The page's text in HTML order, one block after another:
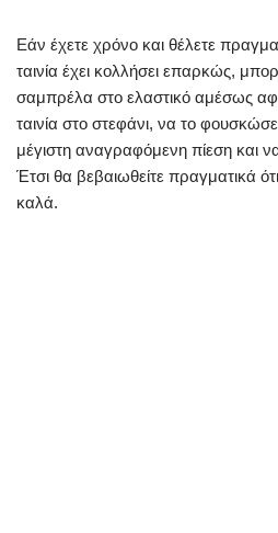
Εάν έχετε χρόνο και θέλετε
ταινία έχει κολλήσει επαρκώς,
σαμπρέλα στο ελαστικό αμέσως
ταινία στο στεφάνι, να το
μέγιστη αναγραφόμενη πίεση και
Έτσι θα βεβαιωθείτε πραγματικά
καλά.